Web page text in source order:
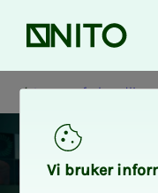
Forsiden
Lønn og
Vi bru­­­ker